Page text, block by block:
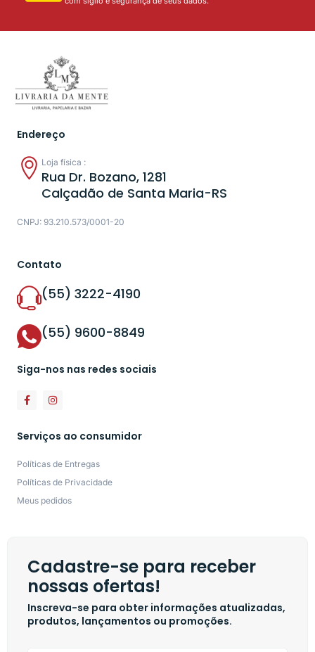
Endereço
Loja física :
Rua Dr. Bozano, 1281
Calçadão de Santa Maria-RS
CNPJ: 93.210.573/0001-20
Contato
(55) 3222-4190
(55) 9600-8849
Siga-nos nas redes sociais
Serviços ao consumidor
Políticas de Entregas
Políticas de Privacidade
Meus pedidos
Cadastre-se para receber
nossas ofertas!
Inscreva-se para obter informações atualizadas,
produtos, lançamentos ou promoções.